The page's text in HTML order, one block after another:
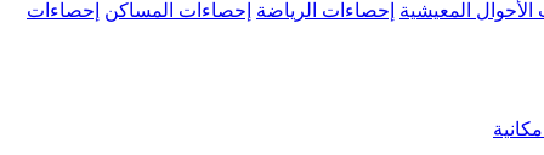
الأحوال المعيشية إحصاءات الرياضة إحصاءات المساكن إحصاءات